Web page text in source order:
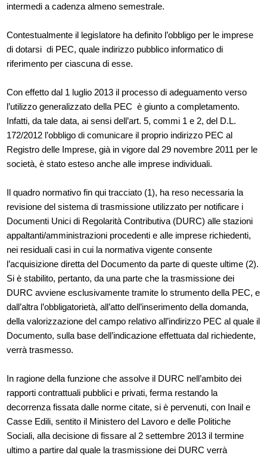
intermedi a cadenza almeno semestrale.
Contestualmente il legislatore ha definito l’obbligo per le imprese
di dotarsi di PEC, quale indirizzo pubblico informatico di
riferimento per ciascuna di esse.
Con effetto dal 1 luglio 2013 il processo di adeguamento verso
l’utilizzo generalizzato della PEC è giunto a completamento.
Infatti, da tale data, ai sensi dell’art. 5, commi 1 e 2, del D.L.
172/2012 l’obbligo di comunicare il proprio indirizzo PEC al
Registro delle Imprese, già in vigore dal 29 novembre 2011 per le
società, è stato esteso anche alle imprese individuali.
Il quadro normativo fin qui tracciato (1), ha reso necessaria la
revisione del sistema di trasmissione utilizzato per notificare i
Documenti Unici di Regolarità Contributiva (DURC) alle stazioni
appaltanti/amministrazioni procedenti e alle imprese richiedenti,
nei residuali casi in cui la normativa vigente consente
l’acquisizione diretta del Documento da parte di queste ultime (2).
Si è stabilito, pertanto, da una parte che la trasmissione dei
DURC avviene esclusivamente tramite lo strumento della PEC, e
dall’altra l’obbligatorietà, all’atto dell’inserimento della domanda,
della valorizzazione del campo relativo all’indirizzo PEC al quale il
Documento, sulla base dell’indicazione effettuata dal richiedente,
verrà trasmesso.
In ragione della funzione che assolve il DURC nell’ambito dei
rapporti contrattuali pubblici e privati, ferma restando la
decorrenza fissata dalle norme citate, si è pervenuti, con Inail e
Casse Edili, sentito il Ministero del Lavoro e delle Politiche
Sociali, alla decisione di fissare al 2 settembre 2013 il termine
ultimo a partire dal quale la trasmissione dei DURC verrà